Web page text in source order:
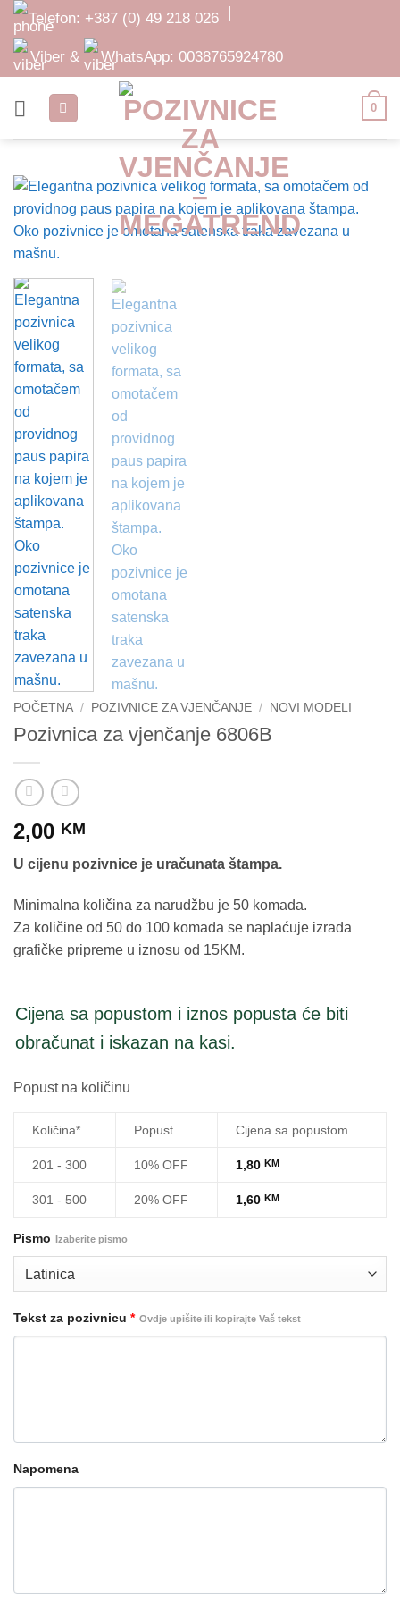
Skip
content
Telefon: +387 (0) 49 218 026 |
Viber & WhatsApp: 0038765924780
0
POČETNA / POZIVNICE ZA VJENČANJE / NOVI MODELI
Pozivnica za vjenčanje 6806B
2,00 KM
U cijenu pozivnice je uračunata štampa.
Minimalna količina za narudžbu je 50 komada.
Za količine od 50 do 100 komada se naplaćuje izrada
grafičke pripreme u iznosu od 15KM.
Cijena sa popustom i iznos popusta će biti
obračunat i iskazan na kasi.
Popust na količinu
Količina* Popust Cijena sa popustom
201 - 300 10% OFF 1,80 KM
301 - 500 20% OFF 1,60 KM
Pismo Izaberite pismo
Tekst za pozivnicu * Ovdje upišite ili kopirajte Vaš tekst
Napomena